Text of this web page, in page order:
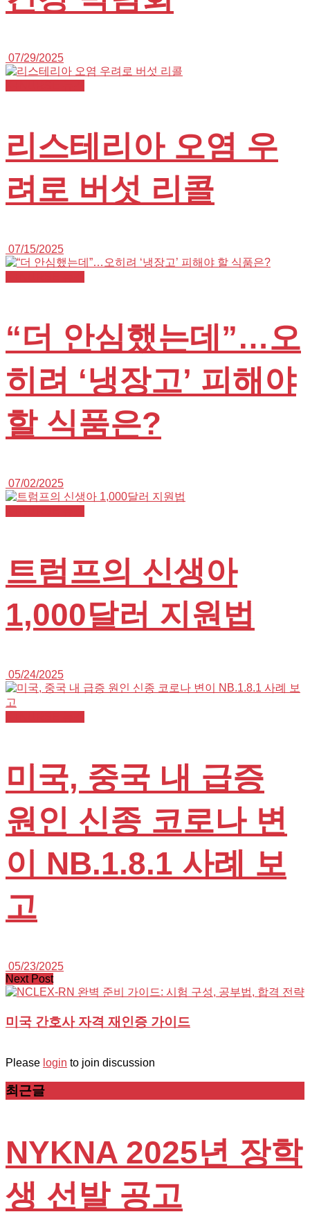
07/29/2025
리스테리아 오염 우
려로 버섯 리콜
07/15/2025
“더 안심했는데”…오
히려 ‘냉장고’ 피해야
할 식품은?
07/02/2025
트럼프의 신생아
1,000달러 지원법
05/24/2025
미국, 중국 내 급증
원인 신종 코로나 변
이 NB.1.8.1 사례 보
고
05/23/2025
Next Post
미국 간호사 자격 재인증 가이드
Please login to join discussion
최근글
NYKNA 2025년 장학
생 선발 공고